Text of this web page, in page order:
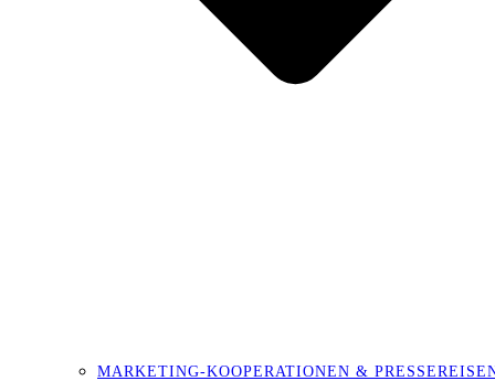
MARKETING-KOOPERATIONEN &